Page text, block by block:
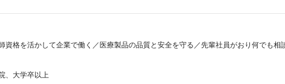
資格を活かして企業で働く／医療製品の品質と安全を守る／先輩社員がおり何でも相
、大学卒以上